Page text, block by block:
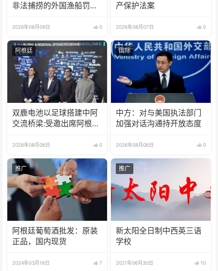
非法捕捞的外国渔船罚款
2026年08月09日 0
产保护法案
2026年08月07日 0
阿根廷
双鹿电池以足球搭建中阿
交流桥梁:受邀出席阿根廷
2026年08月06日 0
国际
中方：对与美国执法部门
加强对话沟通持开放态度
2026年08月06日 0
推广
阿根廷葡萄酒批发：原装
正品，国内现货
2024年03月16日 7
推广
新太阳全日制中西英三语
学校
2021年06月30日 10